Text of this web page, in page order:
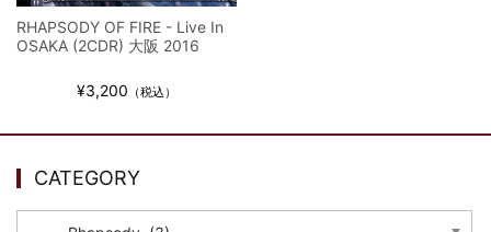
*NEW RELEASE (最新約3ヶ月)
2024.6.20
マネスキン / 2024年6月9日 ドイツ ROCK AM RING 公演 FHD 完
全収録！
*NEW RELEASE (最新約3ヶ月)
全収録！
メガデス / 2023年8月4日 ドイツ W.O.A. 公演 FHD 完全収録！
*NEW RELEASE (最新約3ヶ月)
2024.6.9
RHAPSODY OF FIRE - Live In
OSAKA (2CDR) 大阪 2016
¥3,200 （税込）
CATEGORY